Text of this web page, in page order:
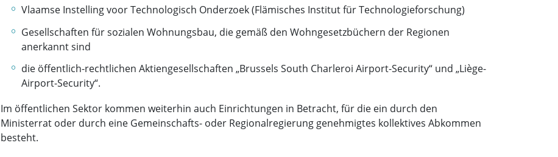
Vlaamse Instelling voor Technologisch Onderzoek (Flämisches Institut für Technologieforschung)
Gesellschaften für sozialen Wohnungsbau, die gemäß den Wohngesetzbüchern der Regionen
anerkannt sind
die öffentlich-rechtlichen Aktiengesellschaften „Brussels South Charleroi Airport-Security“ und „Liège-
Airport-Security“.
Im öffentlichen Sektor kommen weiterhin auch Einrichtungen in Betracht, für die ein durch den
Ministerrat oder durch eine Gemeinschafts- oder Regionalregierung genehmigtes kollektives Abkommen
besteht.